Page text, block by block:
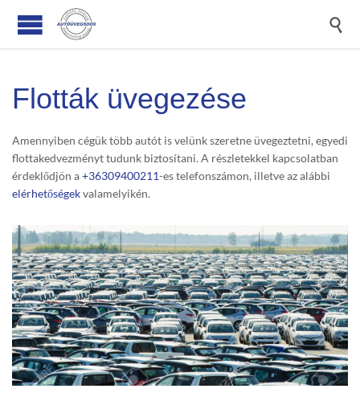

Flották üvegezése
Amennyiben cégük több autót is velünk szeretne üvegeztetni, egyedi
flottakedvezményt tudunk biztosítani. A részletekkel kapcsolatban
érdeklődjön a+36309400211-es telefonszámon, illetve az alábbi
elérhetőségekvalamelyikén.